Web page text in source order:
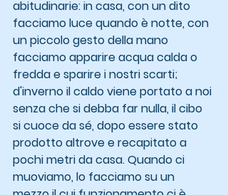
abitudinarie: in casa, con un dito
facciamo luce quando è notte, con
un piccolo gesto della mano
facciamo apparire acqua calda o
fredda e sparire i nostri scarti;
d'inverno il caldo viene portato a noi
senza che si debba far nulla, il cibo
si cuoce da sé, dopo essere stato
prodotto altrove e recapitato a
pochi metri da casa. Quando ci
muoviamo, lo facciamo su un